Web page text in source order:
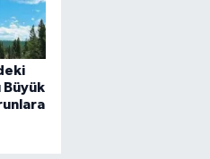
Büyük